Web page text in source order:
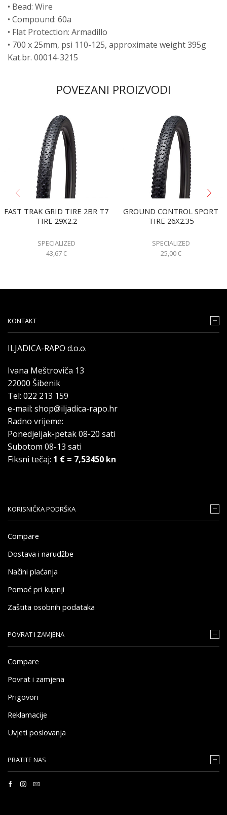
• Bead: Wire
• Compound: 60a
• Flat Protection: Armadillo
• 700 x 25mm, psi 110-125, approximate weight 395g
Kat.br. 00014-3215
POVEZANI PROIZVODI
FAST TRAK GRID TIRE 2BR T7
TIRE 29X2.2
SPECIALIZED
43,67€
GROUND CONTROL SPORT
TIRE 26X2.35
SPECIALIZED
25,00€
KONTAKT
ILJADICA-RAPO d.o.o.
Ivana Meštroviča 13
22000 Šibenik
Tel: 022 213 159
e-mail: shop@iljadica-rapo.hr
Radno vrijeme:
Ponedjeljak-petak 08-20 sati
Subotom 08-13 sati
Fiksni tečaj: 1 € = 7,53450 kn
KORISNIČKA PODRŠKA
Compare
Dostava i narudžbe
Načini plaćanja
Pomoć pri kupnji
Zaštita osobnih podataka
POVRAT I ZAMJENA
Compare
Povrat i zamjena
Prigovori
Reklamacije
Uvjeti poslovanja
PRATITE NAS